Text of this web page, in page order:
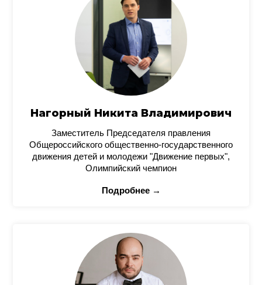
Нагорный Никита Владимирович
Заместитель Председателя правления
Общероссийского общественно-государственного
движения детей и молодежи "Движение первых",
Олимпийский чемпион
Подробнее →